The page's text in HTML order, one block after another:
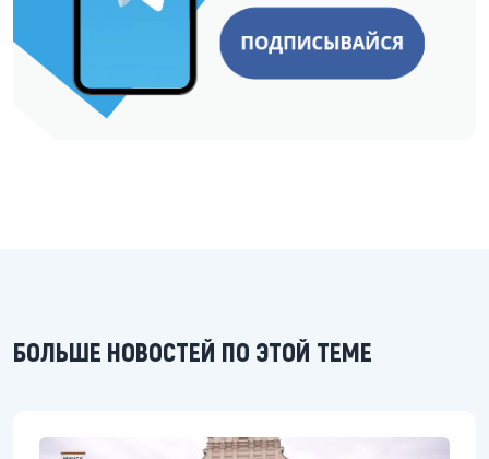
БОЛЬШЕ НОВОСТЕЙ ПО ЭТОЙ ТЕМЕ